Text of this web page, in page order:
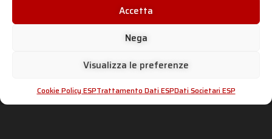
Accetta
Nega
Visualizza le preferenze
Cookie Policy ESPTrattamento Dati ESPDati Societari ESP
Información y asistencia
Distribuidores oficiales